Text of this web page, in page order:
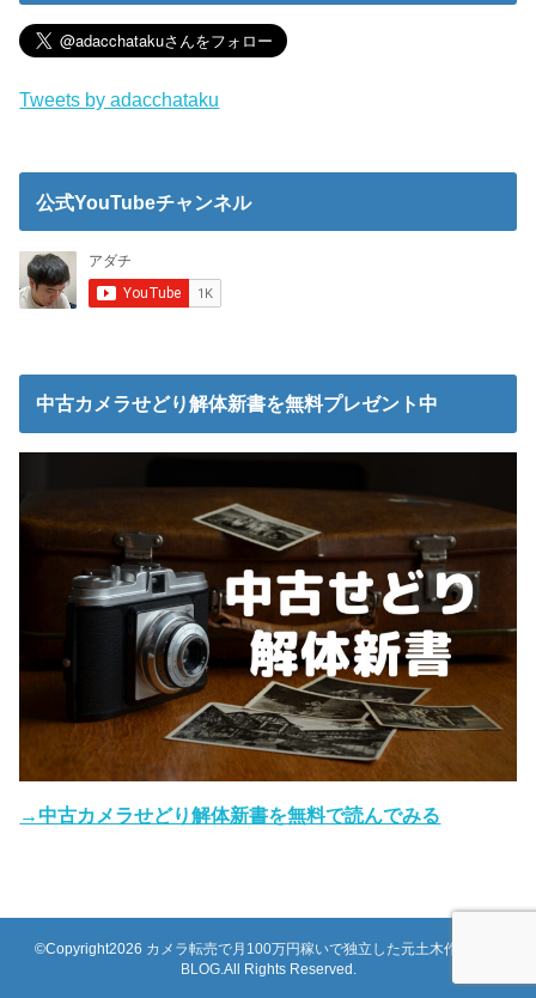
Tweets by adacchataku
公式YouTubeチャンネル
中古カメラせどり解体新書を無料プレゼント中
→中古カメラせどり解体新書を無料で読んでみる
©Copyright2026 カメラ転売で月100万円稼いで独立した元土木作業員の
BLOG.All Rights Reserved.